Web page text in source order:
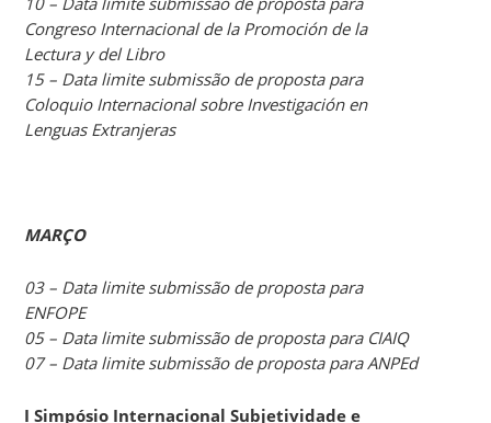
Congreso Internacional de la Promoción de la
Lectura y del Libro
15 – Data limite submissão de proposta para
Coloquio Internacional sobre Investigación en
Lenguas Extranjeras
MARÇO
03 – Data limite submissão de proposta para
ENFOPE
05 – Data limite submissão de proposta para CIAIQ
07 – Data limite submissão de proposta para ANPEd
I Simpósio Internacional Subjetividade e